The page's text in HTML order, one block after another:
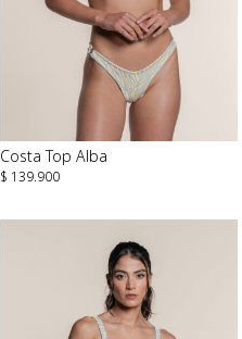
Costa Top Alba
$ 139.900